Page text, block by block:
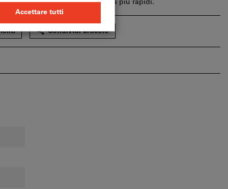
hanno i tempi di consegna più rapidi.
Condividi articolo